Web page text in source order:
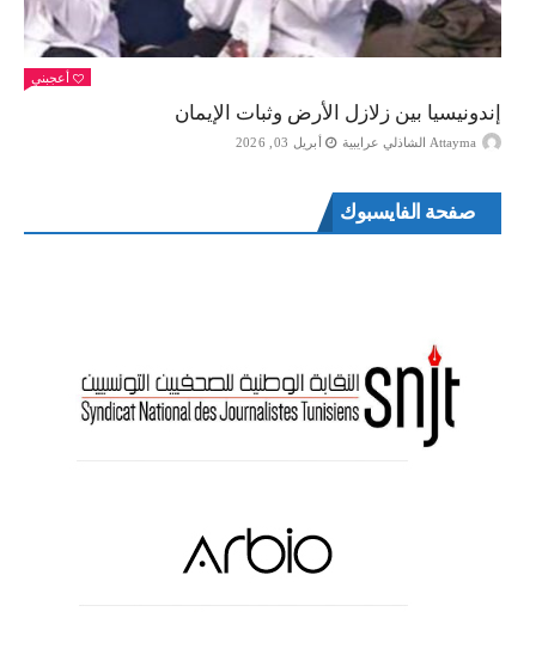
أعجبني
إندونيسيا بين زلازل الأرض وثبات الإيمان
Attayma الشاذلي عرايبية أبريل 03, 2026
صفحة الفايسبوك